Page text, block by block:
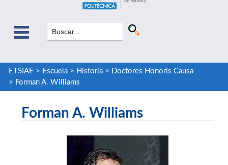
ETSIAE > Escuela> Historia> Doctores Honoris Causa
> Forman A. Williams
Forman A. Williams